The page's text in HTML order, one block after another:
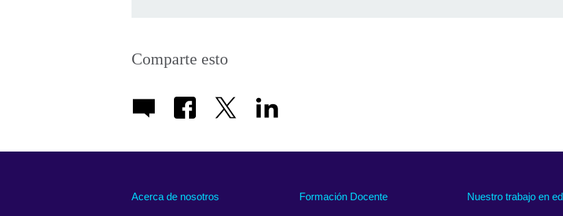
Comparte esto
Acerca de nosotros Formación Docente Nuestro trabajo en